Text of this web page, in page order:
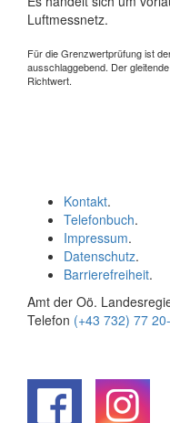
Luftmessnetz.
Für die Grenzwertprüfung ist
ausschlaggebend. Der
Richtwert.
Kontakt.
Telefonbuch.
Impressum.
Datenschutz.
Barrierefreiheit.
Amt der Oö.
Telefon (+43 732) 77